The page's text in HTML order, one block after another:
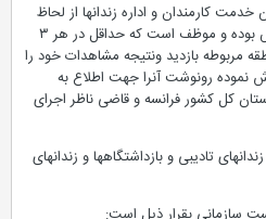
کارمندان و اداره زندانها از لحاظ
بهداشت تغذیه کار و نظم و آرامش بوده و موظف است که حداقل در هر ۳
مربوطه بازدید ونتیجه مشاهدات خود را
نموده رونوشت آنرا جهت اطلاع به
کل کشور فرانسه و قاضی ناظر اجرای
تادیبی و بازداشتگاهها و زندانهای